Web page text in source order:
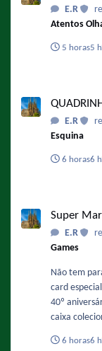
E.R
Atentos
5 horas5 h
E.R
Esquina
6 horas6 h
Super
E.R
Games
Não tem
card
40º
caixa
6 horas6 h